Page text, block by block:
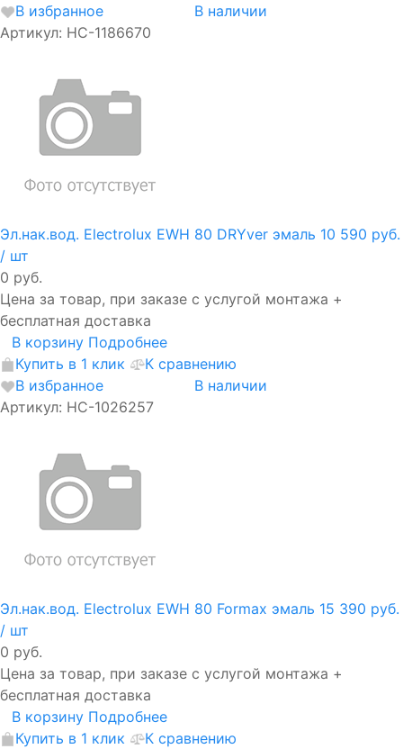
В избранное
В наличии
Артикул: НС-1186670
Эл.нак.вод. Electrolux EWH 80 DRYver эмаль 10 590 руб.
/ шт
0 руб.
Цена за товар, при заказе с услугой монтажа +
бесплатная доставка
В корзину Подробнее
Купить в 1 клик
К сравнению
В избранное
В наличии
Артикул: НС-1026257
Эл.нак.вод. Electrolux EWH 80 Formax эмаль 15 390 руб.
/ шт
0 руб.
Цена за товар, при заказе с услугой монтажа +
бесплатная доставка
В корзину Подробнее
Купить в 1 клик
К сравнению